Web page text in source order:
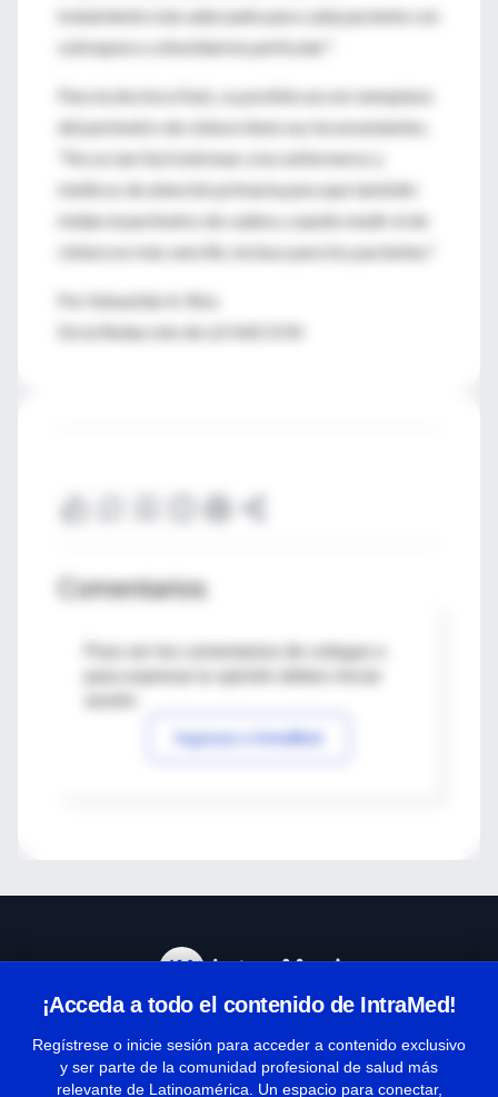
tratamiento más adecuado para cada paciente con
sobrepeso u obesidad en particular".
Para la doctora Katz, su posible uso en reemplazo
del perímetro de cintura tiene sus inconvenientes.
"No es tan fácil entrenar a los enfermeros y
médicos de atención primaria para que también
midan el perímetro de cadera, cuando medir el de
cintura es más sencillo, incluso para los pacientes."
Por Sebastián A. Ríos
De la Redacción de LA NACION
Comentarios
Para ver los comentarios de colegas o
Ingresar a IntraMed
¡Acceda a todo el contenido de IntraMed!
Regístrese o inicie sesión para acceder a contenido exclusivo
y ser parte de la comunidad profesional de salud más
relevante de Latinoamérica. Un espacio para conectar,